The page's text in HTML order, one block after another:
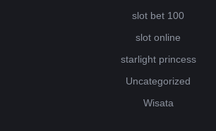
slot bet 100
slot online
starlight princess
Uncategorized
Wisata